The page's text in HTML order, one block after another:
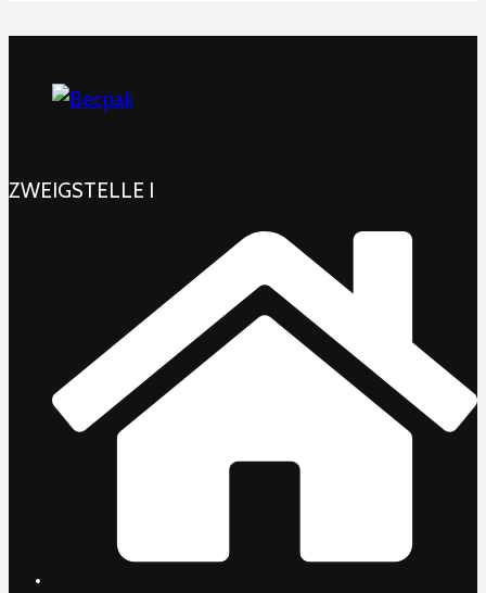
ZWEIGSTELLE I